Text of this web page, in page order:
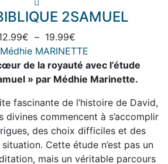
variations.
Les
options
peuvent
être
choisies
la
page
du
produit
a
Les
options
peuvent
être
choisies
sur
la
page
2SAMUEL
€ – 19.99€
de
prix :
12.99€
19.99€
Médhie MARINETTE
de la royauté avec l’étude
» par Médhie Marinette.
fascinante de l’histoire de David,
divines commencent à s’accomplir
des choix difficiles et des
Cette étude n’est pas un
mais un véritable parcours